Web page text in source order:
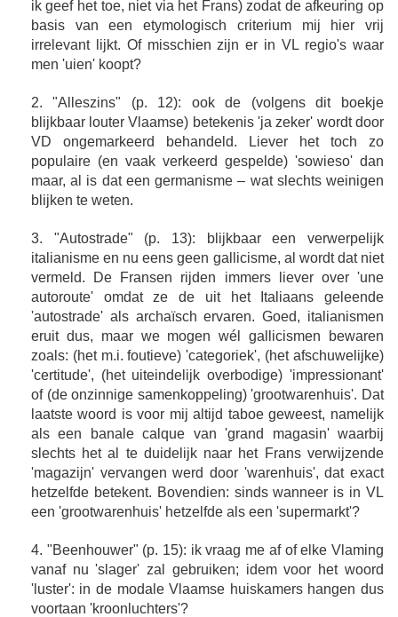
ik geef het toe, niet via het Frans) zodat de afkeuring op
basis van een etymologisch criterium mij hier vrij
irrelevant lijkt. Of misschien zijn er in VL regio's waar
men 'uien' koopt?
2. "Alleszins" (p. 12): ook de (volgens dit boekje
blijkbaar louter Vlaamse) betekenis 'ja zeker' wordt door
VD ongemarkeerd behandeld. Liever het toch zo
populaire (en vaak verkeerd gespelde) 'sowieso' dan
maar, al is dat een germanisme – wat slechts weinigen
blijken te weten.
3. "Autostrade" (p. 13): blijkbaar een verwerpelijk
italianisme en nu eens geen gallicisme, al wordt dat niet
vermeld. De Fransen rijden immers liever over 'une
autoroute' omdat ze de uit het Italiaans geleende
'autostrade' als archaïsch ervaren. Goed, italianismen
eruit dus, maar we mogen wél gallicismen bewaren
zoals: (het m.i. foutieve) 'categoriek', (het afschuwelijke)
'certitude', (het uiteindelijk overbodige) 'impressionant'
of (de onzinnige samenkoppeling) 'grootwarenhuis'. Dat
laatste woord is voor mij altijd taboe geweest, namelijk
als een banale calque van 'grand magasin' waarbij
slechts het al te duidelijk naar het Frans verwijzende
'magazijn' vervangen werd door 'warenhuis', dat exact
hetzelfde betekent. Bovendien: sinds wanneer is in VL
een 'grootwarenhuis' hetzelfde als een 'supermarkt'?
4. "Beenhouwer" (p. 15): ik vraag me af of elke Vlaming
vanaf nu 'slager' zal gebruiken; idem voor het woord
'luster': in de modale Vlaamse huiskamers hangen dus
voortaan 'kroonluchters'?